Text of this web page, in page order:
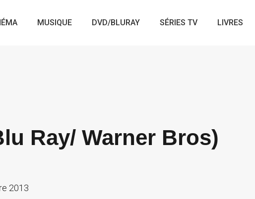
MUSIQUE DVD/BLURAY SÉRIES TV LIVRES
Ray/ Warner Bros)
2013